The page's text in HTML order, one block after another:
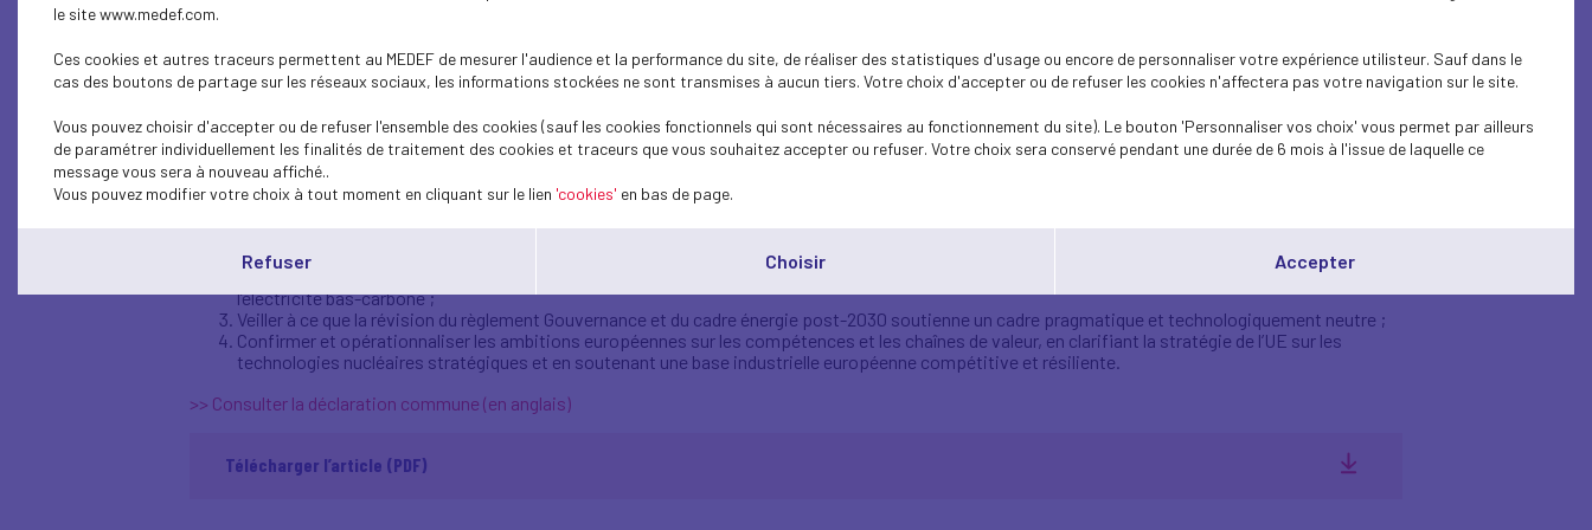
patronales composant l'Alliance patronale du Nucléaire ont publié une nouvelle déclaration
commune.
leur engagement à renforcer l’industrie nucléaire européenne, dans la mesure où elle contribue à la décarbonation de l’Europe et aux objectifs de
compétitivité et de résilience aux côtés des solutions renouvelables et bas carbone.
L’Alliance y fixe quatre priorités pour 2026 afin d’en faire une année de la mise en œuvre :
Mettre en place au niveau européen un cadre de compétitivité et de financement cohérent et technologiquement neutre, garantissant un accès des
investissements nucléaires aux outils européens ;
Déployer rapidement le plan d’action sur l’électrification, indispensable pour créer des signaux de demande et des modèles économiques viables pour
l’électricité bas-carbone ;
Veiller à ce que la révision du règlement Gouvernance et du cadre énergie post-2030 soutienne un cadre pragmatique et technologiquement neutre ;
Confirmer et opérationnaliser les ambitions européennes sur les compétences et les chaînes de valeur, en clarifiant la stratégie de l’UE sur les
technologies nucléaires stratégiques et en soutenant une base industrielle européenne compétitive et résiliente.
>> Consulter la déclaration commune (en anglais)
Télécharger l’article (PDF)
le site www.medef.com.
Ces cookies et autres traceurs permettent au MEDEF de mesurer l'audience et la performance du site, de réaliser des statistiques d'usage ou encore de personnaliser votre expérience utilisteur. Sauf dans le
cas des boutons de partage sur les réseaux sociaux, les informations stockées ne sont transmises à aucun tiers. Votre choix d'accepter ou de refuser les cookies n'affectera pas votre navigation sur le site.
Vous pouvez choisir d'accepter ou de refuser l'ensemble des cookies (sauf les cookies fonctionnels qui sont nécessaires au fonctionnement du site). Le bouton 'Personnaliser vos choix' vous permet par ailleurs
de paramétrer individuellement les finalités de traitement des cookies et traceurs que vous souhaitez accepter ou refuser. Votre choix sera conservé pendant une durée de 6 mois à l'issue de laquelle ce
message vous sera à nouveau affiché..
Vous pouvez modifier votre choix à tout moment en cliquant sur le lien 'cookies' en bas de page.
Refuser Choisir Accepter